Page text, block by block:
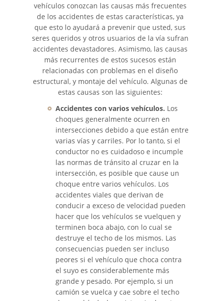
Leyes de Bicicletas sobre
Lesiones Personales
Tipos de Compensación
Accidente de Motocicleta
Accidente de Motocicleta
Preguntas Frecuentes
Accidente de Moto por
Conducción imprudente
Accidente de Motocicleta
Vinculado al Alcohol
Accidente de Motocicleta con
Giro Inseguro a la Izquierda
Accidente de Motocicleta
Relacionado con las Drogas
Accidente por Alcance de
Motocicleta
Accidente de Motocicleta
Choque y Huida
vehículos conozcan las causas más frecuentes
de los accidentes de estas características, ya
que esto lo ayudará a prevenir que usted, sus
seres queridos y otros usuarios de la vía sufran
accidentes devastadores. Asimismo, las causas
más recurrentes de estos sucesos están
relacionadas con problemas en el diseño
estructural, y montaje del vehículo. Algunas de
estas causas son las siguientes:
Accidentes con varios vehículos. Los
choques generalmente ocurren en
intersecciones debido a que están entre
varias vías y carriles. Por lo tanto, si el
conductor no es cuidadoso e incumple
las normas de tránsito al cruzar en la
intersección, es posible que cause un
choque entre varios vehículos. Los
accidentes viales que derivan de
conducir a exceso de velocidad pueden
hacer que los vehículos se vuelquen y
terminen boca abajo, con lo cual se
destruye el techo de los mismos. Las
consecuencias pueden ser incluso
peores si el vehículo que choca contra
el suyo es considerablemente más
grande y pesado. Por ejemplo, si un
camión se vuelca y cae sobre el techo